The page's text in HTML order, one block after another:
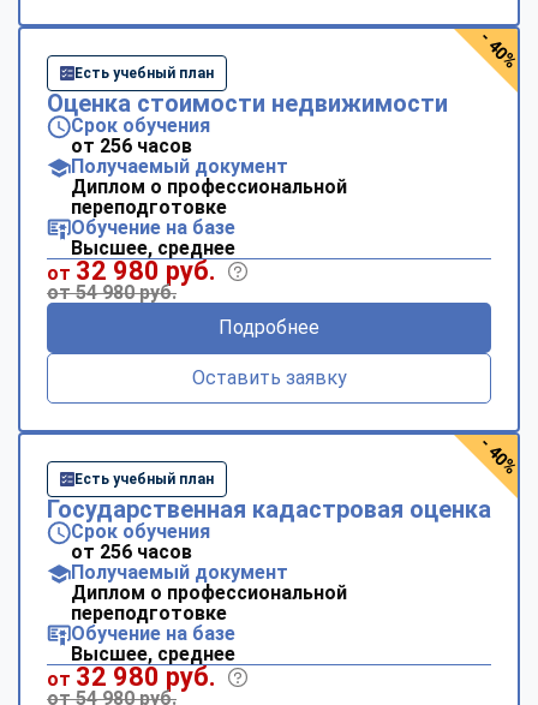
Есть учебный план
Оценка стоимости недвижимости
Срок обучения
от 256 часов
Получаемый документ
Диплом о профессиональной
переподготовке
Обучение на базе
Высшее, среднее
от 32 980 руб.
от 54 980 руб.
Подробнее
Оставить заявку
- 40%
Есть учебный план
Государственная кадастровая оценка
Срок обучения
от 256 часов
Получаемый документ
Диплом о профессиональной
переподготовке
Обучение на базе
Высшее, среднее
от 32 980 руб.
от 54 980 руб.
- 40%